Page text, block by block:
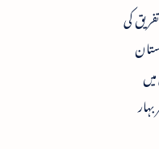
کی